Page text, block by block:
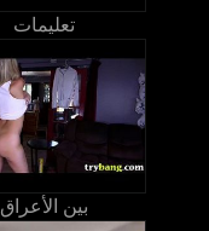
تعليمات
بين الأعراق